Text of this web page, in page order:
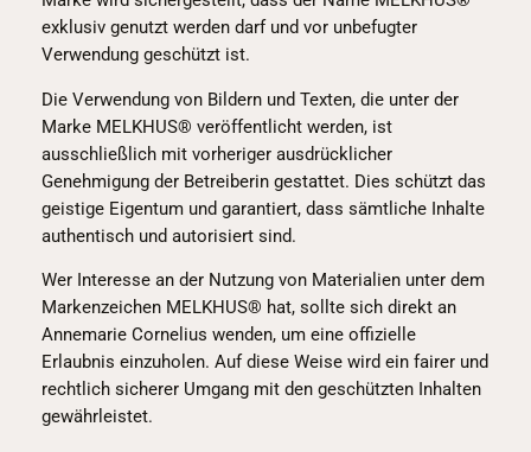
exklusiv genutzt werden darf und vor unbefugter
Verwendung geschützt ist.
Die Verwendung von Bildern und Texten, die unter der
Marke MELKHUS® veröffentlicht werden, ist
ausschließlich mit vorheriger ausdrücklicher
Genehmigung der Betreiberin gestattet. Dies schützt das
geistige Eigentum und garantiert, dass sämtliche Inhalte
authentisch und autorisiert sind.
Wer Interesse an der Nutzung von Materialien unter dem
Markenzeichen MELKHUS® hat, sollte sich direkt an
Annemarie Cornelius wenden, um eine offizielle
Erlaubnis einzuholen. Auf diese Weise wird ein fairer und
rechtlich sicherer Umgang mit den geschützten Inhalten
gewährleistet.